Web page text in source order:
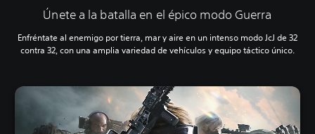
Únete a la batalla en el épico modo Guerra
Enfréntate al enemigo por tierra, mar y aire en un intenso modo JcJ de 32
contra 32, con una amplia variedad de vehículos y equipo táctico único.